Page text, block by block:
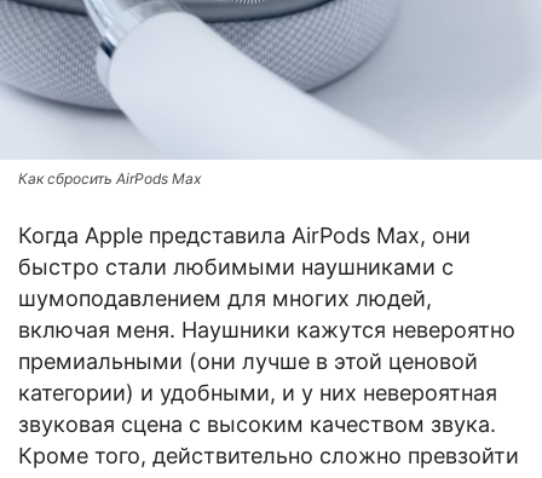
Как сбросить AirPods Max
Когда Apple представила AirPods Max, они
быстро стали любимыми наушниками с
шумоподавлением для многих людей,
включая меня. Наушники кажутся невероятно
премиальными (они лучше в этой ценовой
категории) и удобными, и у них невероятная
звуковая сцена с высоким качеством звука.
Кроме того, действительно сложно превзойти